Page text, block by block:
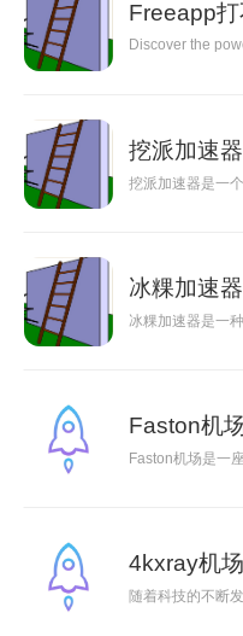
Freeapp打
Discover the
挖派加速
挖派加速器是一
冰粿加速
冰粿加速器是一
Faston机
Faston机场是一
4kxray机
随着科技的不断